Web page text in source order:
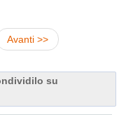
Avanti >>
su